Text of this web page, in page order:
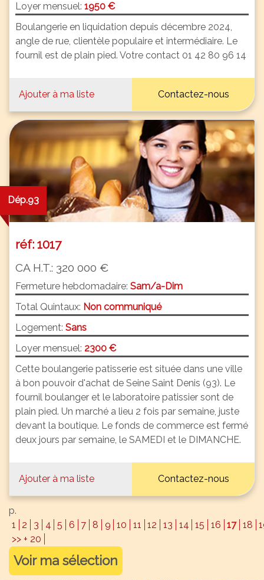
Loyer mensuel: 1950 €
Boulangerie en liquidation depuis décembre 2024,
angle de rue, clientèle populaire et intermédiaire. Le
fournil est de plain pied. Votre contact 01 42 80 96 14
Ajouter à ma liste Contactez-nous
Dép.93
réf: 1017
CA H.T.: 320 000 €
Fermeture hebdomadaire: Sam/a-Dim
Total Quintaux: Non communiqué
Logement: Sans
Loyer mensuel: 2300 €
Cette boulangerie patisserie est située dans une ville
à bon pouvoir d'achat de Seine Saint Denis (93). Le
fournil boulanger et le laboratoire patissier sont de
plain pied. Un marché a lieu 2 fois par semaine, juste
devant la boutique. Le fonds de commerce est fermé
deux jours par semaine, le SAMEDI et le DIMANCHE.
Ajouter à ma liste Contactez-nous
p.
1
2 3 4 5 6 7 8 9 10 11 12 13 14 15 16 17 18
>> + 20
Voir ma sélection